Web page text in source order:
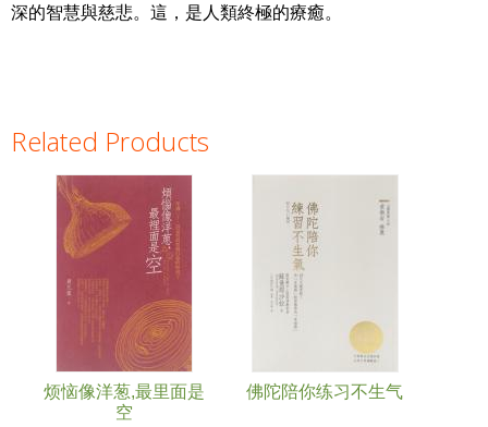
深的智慧與慈悲。這，是人類終極的療癒。
Related Products
烦恼像洋葱,最里面是
空
佛陀陪你练习不生气
Pages